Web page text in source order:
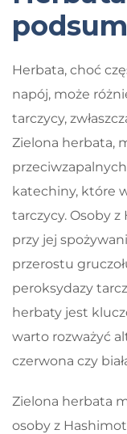
Herbata, choć
napój, może
tarczycy,
Zielona herbata,
katechiny, które
tarczycy. Osoby
przy jej
przerostu
peroksydazy
herbaty jest
warto rozważyć
czerwona czy
Zielona herbata
osoby z